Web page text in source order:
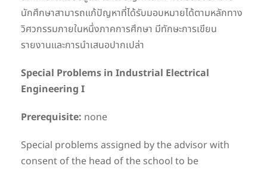
นักศึกษาสามารถแก้ปัญหาที่ได้รับมอบหมายได้ตามหลักทาง
วิศวกรรมภายในหนึ่งภาคการศึกษา มีทักษะการเขียน
รายงานและการนำเสนอปากเปล่า
Special Problems in Industrial Electrical
Engineering I
Prerequisite: none
Special problems assigned by the advisor with
consent of the head of the school to be